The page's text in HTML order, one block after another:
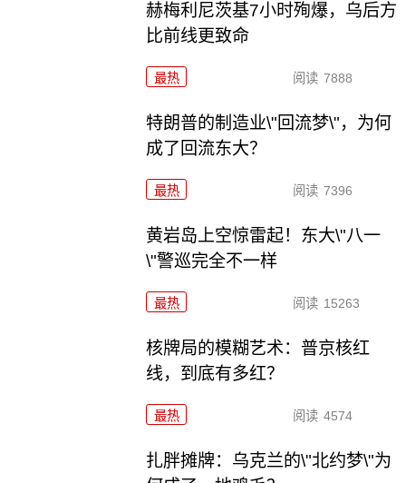
赫梅利尼茨基7小时殉爆，乌后方
比前线更致命
最热 阅读 7888
特朗普的制造业\"回流梦\"，为何
成了回流东大？
最热 阅读 7396
黄岩岛上空惊雷起！东大\"八一
\"警巡完全不一样
最热 阅读 15263
核牌局的模糊艺术：普京核红
线，到底有多红？
最热 阅读 4574
扎胖摊牌：乌克兰的\"北约梦\"为